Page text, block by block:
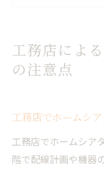
一条工務
較
工務店な
特徴
ホームシ
工務店によ
の注意点
工務店でホームシ
工務店でホームシア
階で配線計画や機器